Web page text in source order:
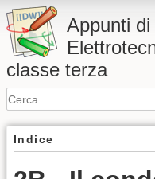
Appunti di
classe terza
Indice